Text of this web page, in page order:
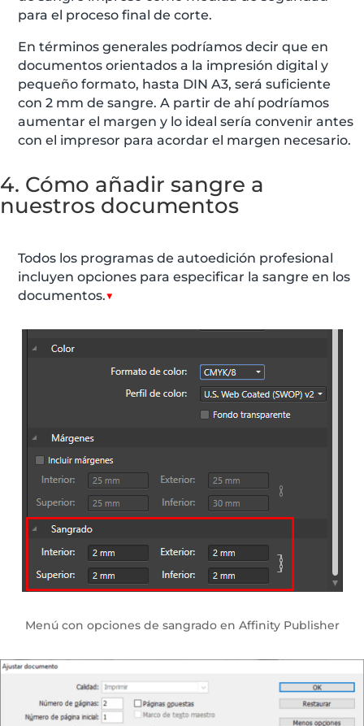
para el proceso final de corte.
En términos generales podríamos decir que en
documentos orientados a la impresión digital y
pequeño formato, hasta DIN A3, será suficiente
con 2 mm de sangre. A partir de ahí podríamos
aumentar el margen y lo ideal sería convenir antes
con el impresor para acordar el margen necesario.
4. Cómo añadir sangre a
nuestros documentos
Todos los programas de autoedición profesional
incluyen opciones para especificar la sangre en los
documentos.▼
Menú con opciones de sangrado en Affinity Publisher